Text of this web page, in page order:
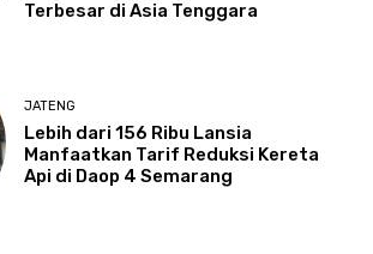
Terbesar di Asia Tenggara
JATENG
Lebih dari 156 Ribu Lansia
Manfaatkan Tarif Reduksi Kereta
Api di Daop 4 Semarang